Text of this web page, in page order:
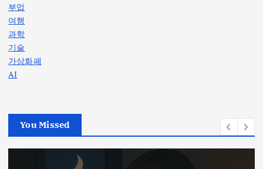
부업
여행
과학
기술
가상화폐
AI
You Missed